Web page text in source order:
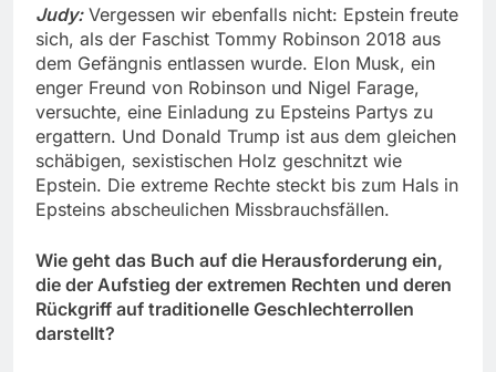
Judy:Vergessen wir ebenfalls nicht: Epstein freute
sich, als der Faschist Tommy Robinson 2018 aus
dem Gefängnis entlassen wurde. Elon Musk, ein
enger Freund von Robinson und Nigel Farage,
versuchte, eine Einladung zu Epsteins Partys zu
ergattern. Und Donald Trump ist aus dem gleichen
schäbigen, sexistischen Holz geschnitzt wie
Epstein. Die extreme Rechte steckt bis zum Hals in
Epsteins abscheulichen Missbrauchsfällen.
Wie geht das Buch auf die Herausforderung ein,
die der Aufstieg der extremen Rechten und deren
Rückgriff auf traditionelle Geschlechterrollen
darstellt?